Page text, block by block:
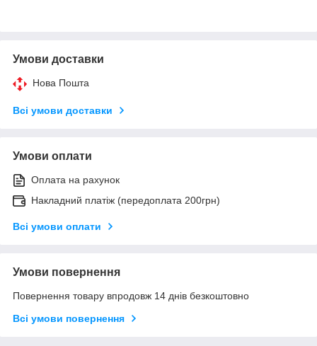
Умови доставки
Нова Пошта
Всі умови доставки
Умови оплати
Оплата на рахунок
Накладний платіж (передоплата 200грн)
Всі умови оплати
Умови повернення
Повернення товару впродовж 14 днів безкоштовно
Всі умови повернення